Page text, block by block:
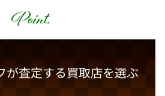
が査定する買取店を選ぶ